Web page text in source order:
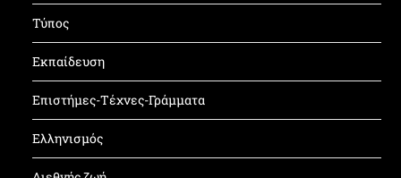
Τύπος
Εκπαίδευση
Επιστήμες-Τέχνες-Γράμματα
Ελληνισμός